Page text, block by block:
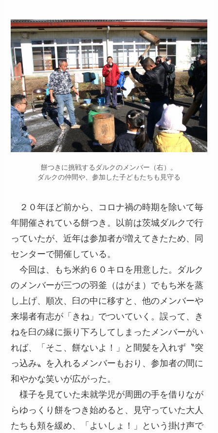
餅つきに挑戦するダルクのメンバー（右）。
ダルクの仲間や、参加した子どもたちも見守る
２０年ほど前から、コロナ禍の時期を除いて毎
年開催されている餅つき。以前は茨城ダルクで行
っていたが、近年は参加者が増えてきたため、同
センターで開催している。
今回は、もち米約６０キロを用意した。ダルク
のメンバーが三つの羽釜（はがま）でもち米を蒸
し上げ、順次、臼の中に移すと、他のメンバーや
来場者有志が「きね」でついていく。誤って、き
ねを臼の縁に振り下ろしてしまったメンバーがい
れば、「そこ、餅ないよ！」と間髪を入れず〝突
っ込み〟を入れるメンバーもおり、参加者の間に
和やかな笑いが広がった。
様子を見ていた未就学児が周囲の手を借りなが
らゆっくり餅をつき始めると、見守っていた大人
たちも頬を緩め、「よいしょ！」という掛け声で